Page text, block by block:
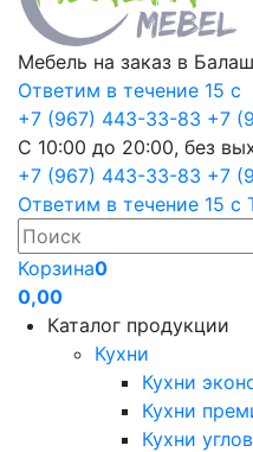
Мебель на заказ в
Ответим в течение 15 с
+7 (967) 443-33-83 +7
С 10:00 до 20:00, без
+7 (967) 443-33-83 +7
Ответим в течение 15 с
Корзина0
0,00
Каталог продукции
Кухни
Кухни
Кухни
Кухни